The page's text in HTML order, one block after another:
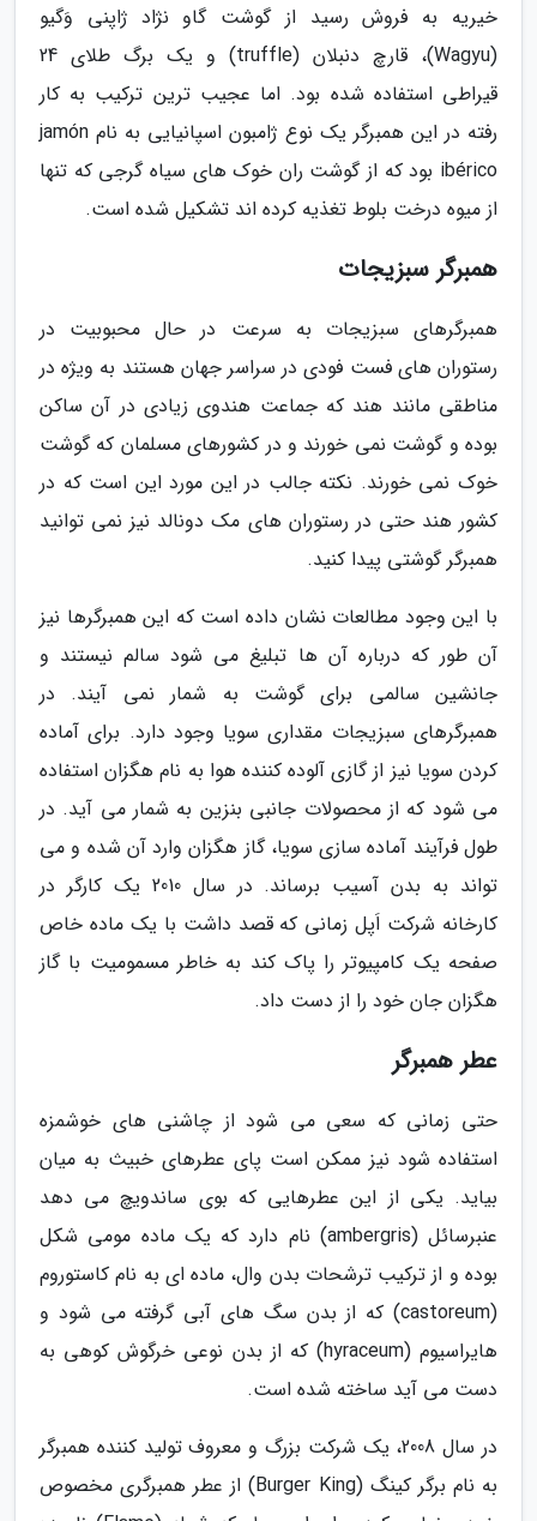
خیریه به فروش رسید از گوشت گاو نژاد ژاپنی وَگیو
(Wagyu)، قارچ دنبلان (truffle) و یک برگ طلای 24
قیراطی استفاده شده بود. اما عجیب ترین ترکیب به کار
رفته در این همبرگر یک نوع ژامبون اسپانیایی به نام jamón
ibérico بود که از گوشت ران خوک های سیاه گرجی که تنها
از میوه درخت بلوط تغذیه کرده اند تشکیل شده است.
همبرگر سبزیجات
همبرگرهای سبزیجات به سرعت در حال محبوبیت در
رستوران های فست فودی در سراسر جهان هستند به ویژه در
مناطقی مانند هند که جماعت هندوی زیادی در آن ساکن
بوده و گوشت نمی خورند و در کشورهای مسلمان که گوشت
خوک نمی خورند. نکته جالب در این مورد این است که در
کشور هند حتی در رستوران های مک دونالد نیز نمی توانید
همبرگر گوشتی پیدا کنید.
با این وجود مطالعات نشان داده است که این همبرگرها نیز
آن طور که درباره آن ها تبلیغ می شود سالم نیستند و
جانشین سالمی برای گوشت به شمار نمی آیند. در
همبرگرهای سبزیجات مقداری سویا وجود دارد. برای آماده
کردن سویا نیز از گازی آلوده کننده هوا به نام هگزان استفاده
می شود که از محصولات جانبی بنزین به شمار می آید. در
طول فرآیند آماده سازی سویا، گاز هگزان وارد آن شده و می
تواند به بدن آسیب برساند. در سال 2010 یک کارگر در
کارخانه شرکت اَپل زمانی که قصد داشت با یک ماده خاص
صفحه یک کامپیوتر را پاک کند به خاطر مسمومیت با گاز
هگزان جان خود را از دست داد.
عطر همبرگر
حتی زمانی که سعی می شود از چاشنی های خوشمزه
استفاده شود نیز ممکن است پای عطرهای خبیث به میان
بیاید. یکی از این عطرهایی که بوی ساندویچ می دهد
عنبرسائل (ambergris) نام دارد که یک ماده مومی شکل
بوده و از ترکیب ترشحات بدن وال، ماده ای به نام کاستوروم
(castoreum) که از بدن سگ های آبی گرفته می شود و
هایراسیوم (hyraceum) که از بدن نوعی خرگوش کوهی به
دست می آید ساخته شده است.
در سال 2008، یک شرکت بزرگ و معروف تولید کننده همبرگر
به نام برگر کینگ (Burger King) از عطر همبرگری مخصوص